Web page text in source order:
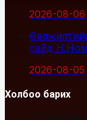
2026-08-06
сайд
2026-08-05
Холбоо барих